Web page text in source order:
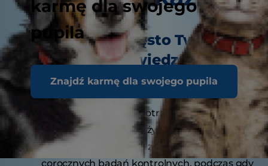
karmę dla swojego
pupila
Znajdź karmę dla swojego pupila
Jak często Twój pupil
powinien odwiedzać lekarza
weterynarii?
Młode zwierzęta mogą potrzebować kilku wizyt
w pierwszym roku życia w celu szczepień.
Dorosłe zwierzęta zazwyczaj korzystają z
corocznych badań kontrolnych, podczas gdy